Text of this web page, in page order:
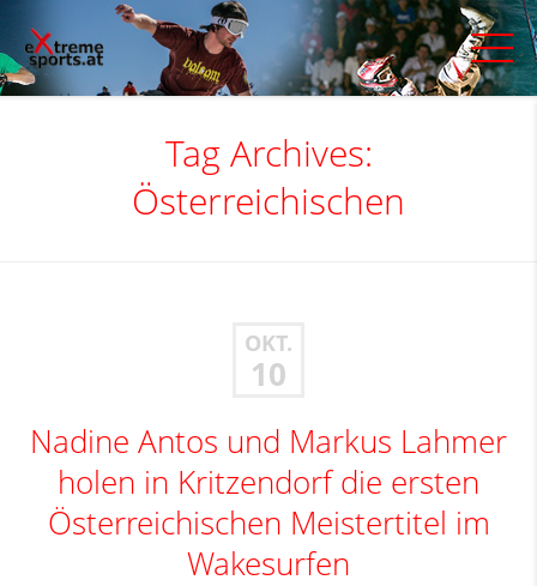
Tag Archives:
Österreichischen
OKT.
10
Nadine Antos und Markus Lahmer
holen in Kritzendorf die ersten
Österreichischen Meistertitel im
Wakesurfen